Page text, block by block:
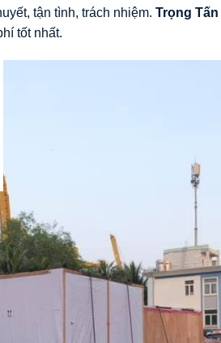
tận tình, trách nhiệm. Trọng Tấn
tốt nhất.